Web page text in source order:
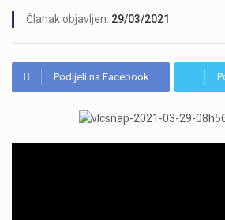
Članak objavljen: 29/03/2021
Podijeli na Facebook